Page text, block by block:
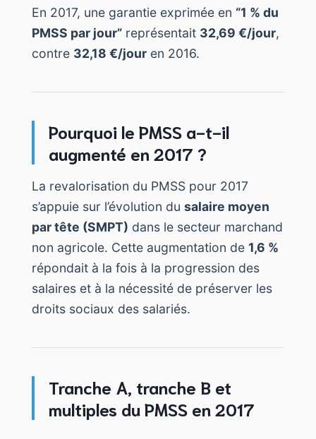
En 2017, une garantie exprimée en “1 % du
PMSS par jour” représentait 32,69 €/jour,
contre 32,18 €/jour en 2016.
Pourquoi le PMSS a-t-il
augmenté en 2017 ?
La revalorisation du PMSS pour 2017
s’appuie sur l’évolution du salaire moyen
par tête (SMPT) dans le secteur marchand
non agricole. Cette augmentation de 1,6 %
répondait à la fois à la progression des
salaires et à la nécessité de préserver les
droits sociaux des salariés.
Tranche A, tranche B et
multiples du PMSS en 2017